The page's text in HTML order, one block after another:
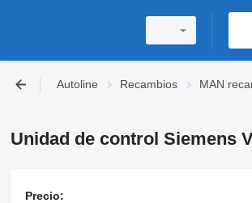
Autoline Recambios MAN
Unidad de control Siemens
Precio: